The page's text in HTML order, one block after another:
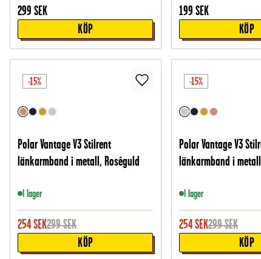
299 SEK
KÖP
199 SEK
KÖP
-15%
Polar Vantage V3 Stilrent
länkarmband i metall, Roséguld
I lager
254SEK299SEK
KÖP
-15%
Polar Vantage V3
länkarmband i
I lager
254SEK299SEK
KÖP